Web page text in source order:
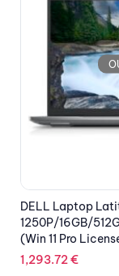
TP-LINK Switch
POE+
1,075.72€